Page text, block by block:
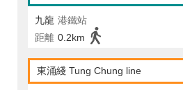
九龍 港鐵站
距離 0.2km
東涌綫 Tung Chung line